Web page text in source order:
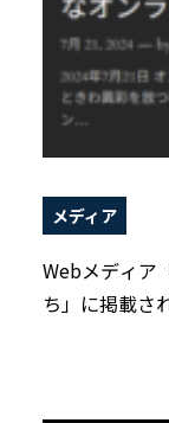
メディア
Webメディア
ち」に掲載さ